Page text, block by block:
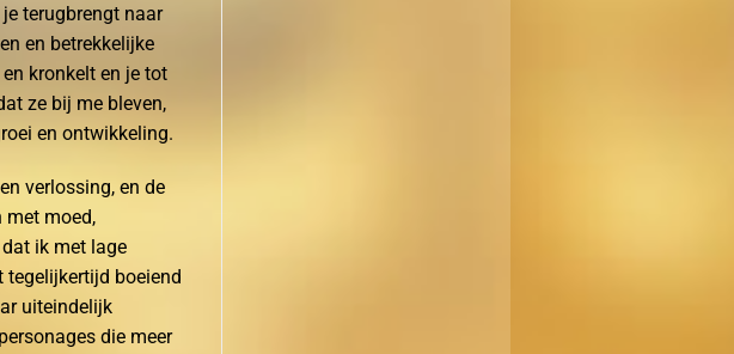
terugbrengt naar
en betrekkelijke
kronkelt en je tot
ze bij me bleven,
en ontwikkeling.
verlossing, en de
met moed,
ik met lage
tegelijkertijd boeiend
uiteindelijk
die meer